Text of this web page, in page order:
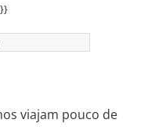
viajam pouco de